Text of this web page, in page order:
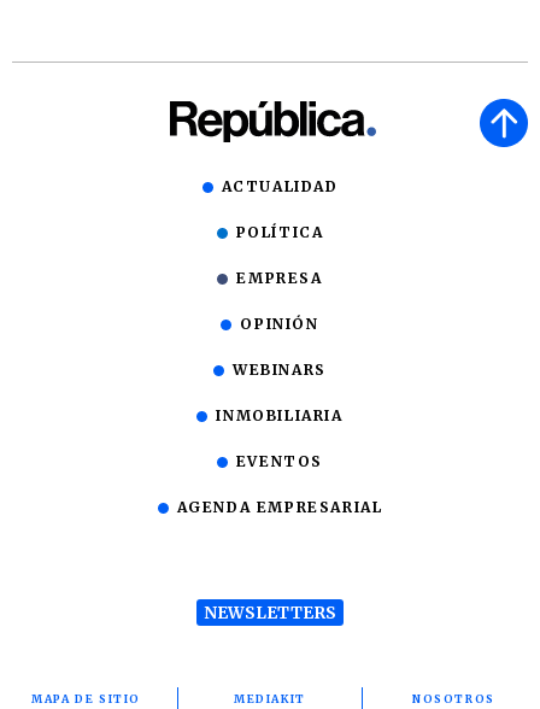
ACTUALIDAD
POLÍTICA
EMPRESA
OPINIÓN
WEBINARS
INMOBILIARIA
EVENTOS
AGENDA EMPRESARIAL
NEWSLETTERS
MAPA DE SITIO MEDIAKIT NOSOTROS